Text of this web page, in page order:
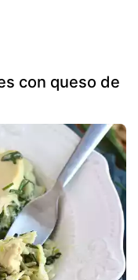
con queso de